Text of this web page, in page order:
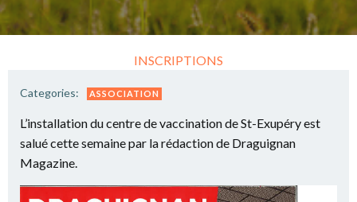
INSCRIPTIONS
Categories: ASSOCIATION
L’installation du centre de vaccination de St-Exupéry est
salué cette semaine par la rédaction de Draguignan
Magazine.